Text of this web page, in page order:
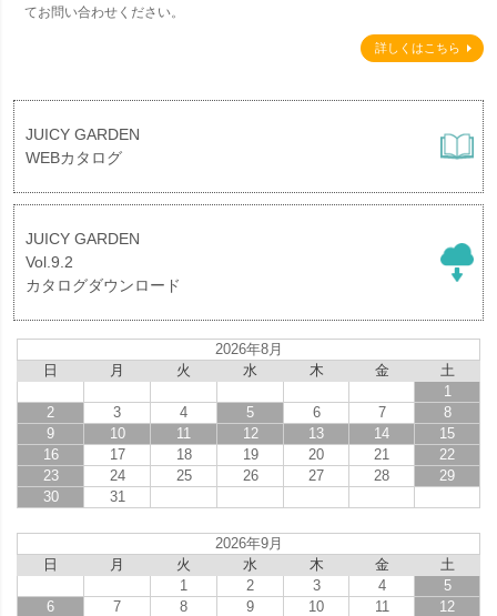
てお問い合わせください。
詳しくはこちら
JUICY GARDEN
WEBカタログ
JUICY GARDEN
Vol.9.2
カタログダウンロード
2026年8月
日
月 火 水 木 金
土
1
2
3 4 5 6 7
8
9
10 11 12 13 14
15
16
17 18 19 20 21
22
23
24 25 26 27 28
29
30
31
2026年9月
日
月 火 水 木 金
土
1
2 3 4
5
6
7 8 9 10 11
12